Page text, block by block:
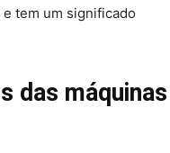
tem um significado
das máquinas